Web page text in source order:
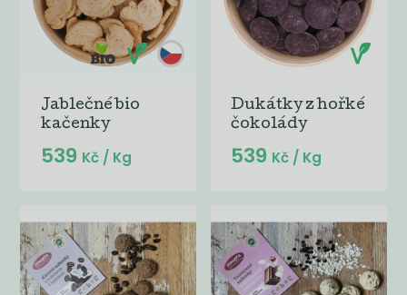
Jablečné bio
kačenky
539 Kč / Kg
Dukátky z hořké
čokolády
539 Kč / Kg